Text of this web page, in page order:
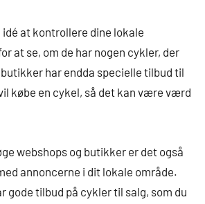
idé at kontrollere dine lokale
at se, om de har nogen cykler, der
har endda specielle tilbud til
købe en cykel, så det kan være værd
webshops og butikker er det også
annoncerne i dit lokale område.
gode tilbud på cykler til salg, som du